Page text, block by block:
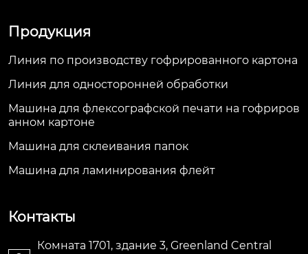
Продукция
Линия по производству гофрированного картона
Линия для односторонней обработки
Машина для флексографской печати на гофриров
анном картоне
Машина для склеивания папок
Машина для ламинирования флейт
Контакты
Комната 1701, здание 3, Greenland Central